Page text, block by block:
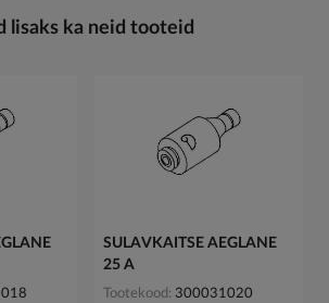
lisaks ka neid tooteid
SULAVKAITSE AEGLANE
25 A
Tootekood 300031020